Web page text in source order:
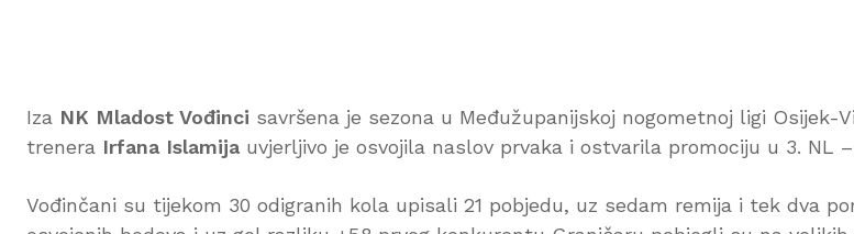
Iza NK Mladost Vođinci savršena je sezona u Međužupanijskoj nogometnoj ligi Osijek-
trenera Irfana Islamijauvjerljivo je osvojila naslov prvaka i ostvarila promociju u 3. NL
Vođinčani su tijekom 30 odigranih kola upisali 21 pobjedu, uz sedam remija i tek dva